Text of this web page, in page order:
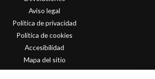
Aviso legal
Política de privacidad
Política de cookies
Accesibilidad
Mapa del sitio